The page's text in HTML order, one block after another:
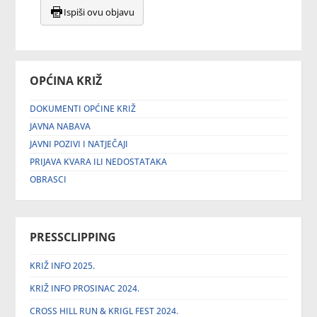
OPĆINA KRIŽ
DOKUMENTI OPĆINE KRIŽ
JAVNA NABAVA
JAVNI POZIVI I NATJEČAJI
PRIJAVA KVARA ILI NEDOSTATAKA
OBRASCI
PRESSCLIPPING
KRIŽ INFO 2025.
KRIŽ INFO PROSINAC 2024.
CROSS HILL RUN & KRIGL FEST 2024.
Ispiši ovu objavu